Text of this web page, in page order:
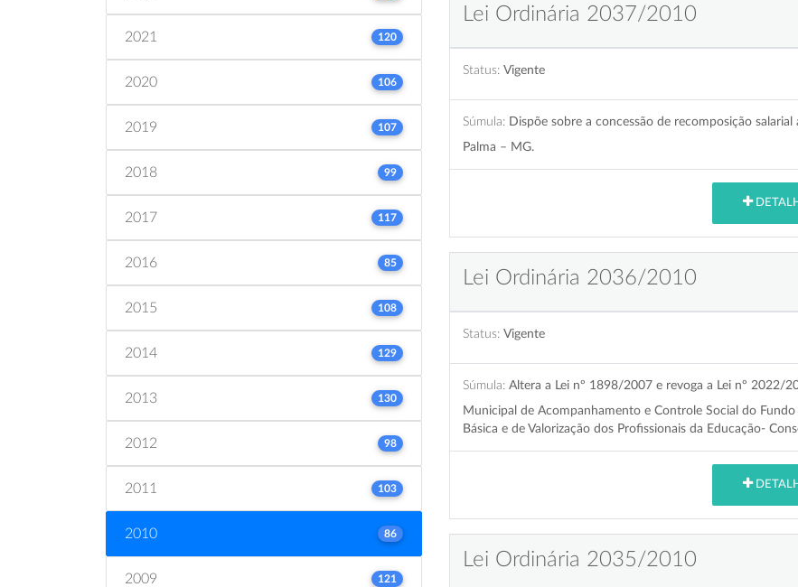
2021 120
2020 106
2019 107
2018 99
2017 117
2016 85
2015 108
2014 129
2013 130
2012 98
2011 103
2010 86
2009 121
Lei Ordinária 2037/2010
Status: Vigente
Súmula: Dispõe sobre a concessão de recomposição
Palma – MG.
Lei Ordinária 2036/2010
Status: Vigente
Súmula: Altera a Lei nº 1898/2007 e revoga a Lei nº 2022/
Municipal de Acompanhamento e Controle Social do
Básica e de Valorização dos Profissionais da Educação-
Lei Ordinária 2035/2010